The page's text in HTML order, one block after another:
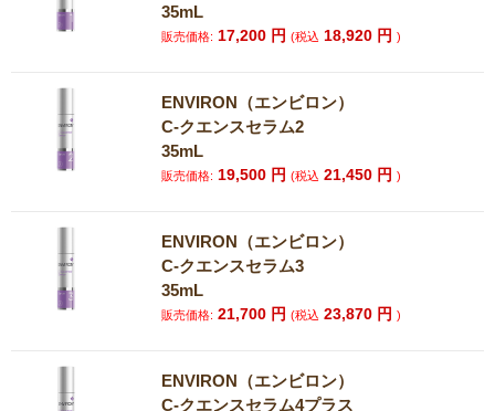
35mL
販売価格: 17,200 円(税込 18,920 円)
ENVIRON（エンビロン）
C-クエンスセラム2
35mL
販売価格: 19,500 円(税込 21,450 円)
ENVIRON（エンビロン）
C-クエンスセラム3
35mL
販売価格: 21,700 円(税込 23,870 円)
ENVIRON（エンビロン）
C-クエンスセラム4プラス